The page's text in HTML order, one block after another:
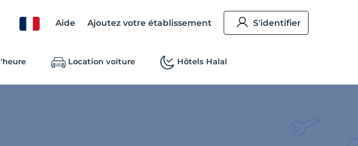
Aide Ajoutez votre établissement S'identifier
Location voiture Hôtels Halal